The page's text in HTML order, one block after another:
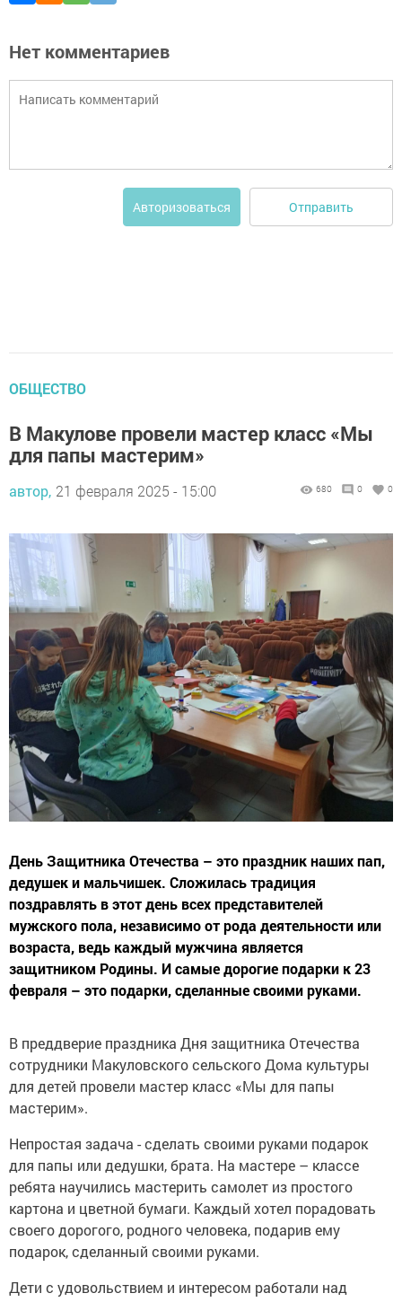
Нет комментариев
Авторизоваться Отправить
ОБЩЕСТВО
В Макулове провели мастер класс «Мы
для папы мастерим»
автор, 21 февраля 2025 - 15:00 680 0 0
День Защитника Отечества – это праздник наших пап,
дедушек и мальчишек. Сложилась традиция
поздравлять в этот день всех представителей
мужского пола, независимо от рода деятельности или
возраста, ведь каждый мужчина является
защитником Родины. И самые дорогие подарки к 23
февраля – это подарки, сделанные своими руками.
В преддверие праздника Дня защитника Отечества
сотрудники Макуловского сельского Дома культуры
для детей провели мастер класс «Мы для папы
мастерим».
Непростая задача - сделать своими руками подарок
для папы или дедушки, брата. На мастере – классе
ребята научились мастерить самолет из простого
картона и цветной бумаги. Каждый хотел порадовать
своего дорогого, родного человека, подарив ему
подарок, сделанный своими руками.
Дети с удовольствием и интересом работали над